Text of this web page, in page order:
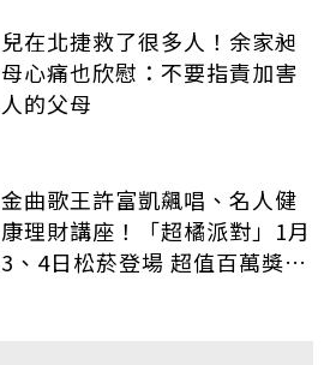
兒在北捷救了很多人！余家昶
母心痛也欣慰：不要指責加害
人的父母
金曲歌王許富凱飆唱、名人健
康理財講座！「超橘派對」1月
3、4日松菸登場 超值百萬獎品